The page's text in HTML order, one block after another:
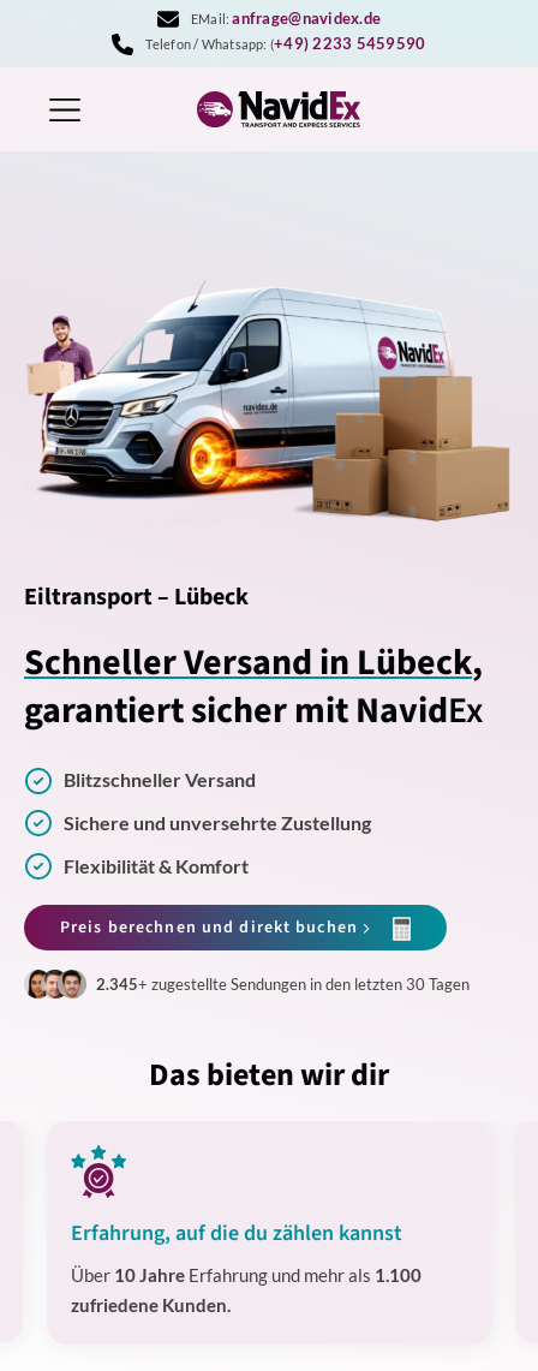
EMail:anfrage@navidex.de
Telefon / Whatsapp: (+49) 2233 5459590
Eiltransport – Lübeck
Schneller Versand in Lübeck,
garantiert sicher mit NavidEx
Blitzschneller Versand
Sichere und unversehrte Zustellung
Flexibilität & Komfort
Preis berechnen und direkt buchen
2.345+ zugestellte Sendungen in den letzten 30 Tagen
Das bieten wir dir
Erfahrung, auf die du zählen kannst
Über 10 Jahre Erfahrung und mehr als 1.100
zufriedene Kunden.